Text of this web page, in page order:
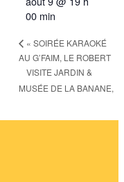
00 min
« SOIRÉE KARAOKÉ
AU G’FAIM, LE ROBERT
VISITE JARDIN &
MUSÉE DE LA BANANE,